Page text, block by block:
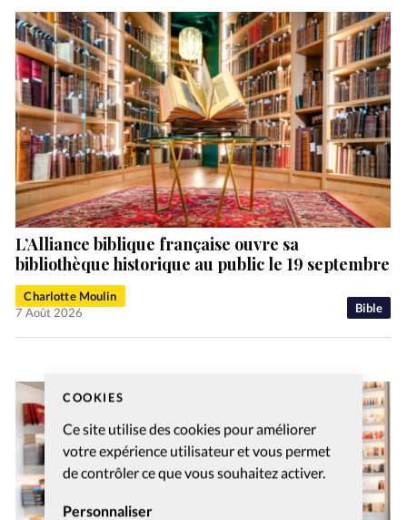
COOKIES
Ce site utilise des cookies pour améliorer
votre expérience utilisateur et vous permet
de contrôler ce que vous souhaitez activer.
Personnaliser
Bible
L’Alliance biblique française ouvre sa
bibliothèque historique au public le 19 septembre
Charlotte Moulin
7 Août 2026